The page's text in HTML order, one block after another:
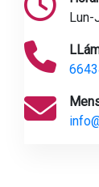
Lun-